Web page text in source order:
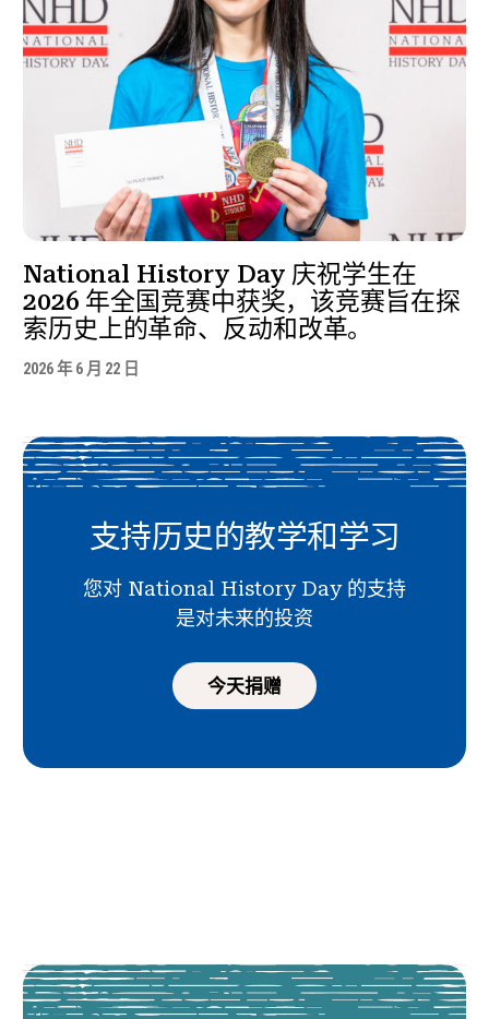
National History Day 庆祝学生在
2026 年全国竞赛中获奖，该竞赛旨在探
索历史上的革命、反动和改革。
2026 年 6 月 22 日
支持历史的教学和学习
您对 National History Day 的支持
是对未来的投资
今天捐赠